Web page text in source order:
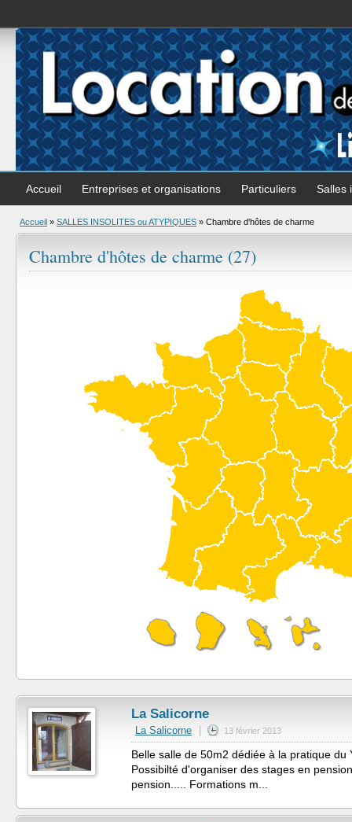
Accueil Entreprises et organisations Particuliers Salles
Accueil » SALLES INSOLITES ou ATYPIQUES » Chambre d'hôtes de charme
Chambre d'hôtes de charme (27)
La Salicorne
La Salicorne 13 février 2013
Belle salle de 50m2 dédiée à la pratique du
Possibilté d'organiser des stages en
pension..... Formations m...